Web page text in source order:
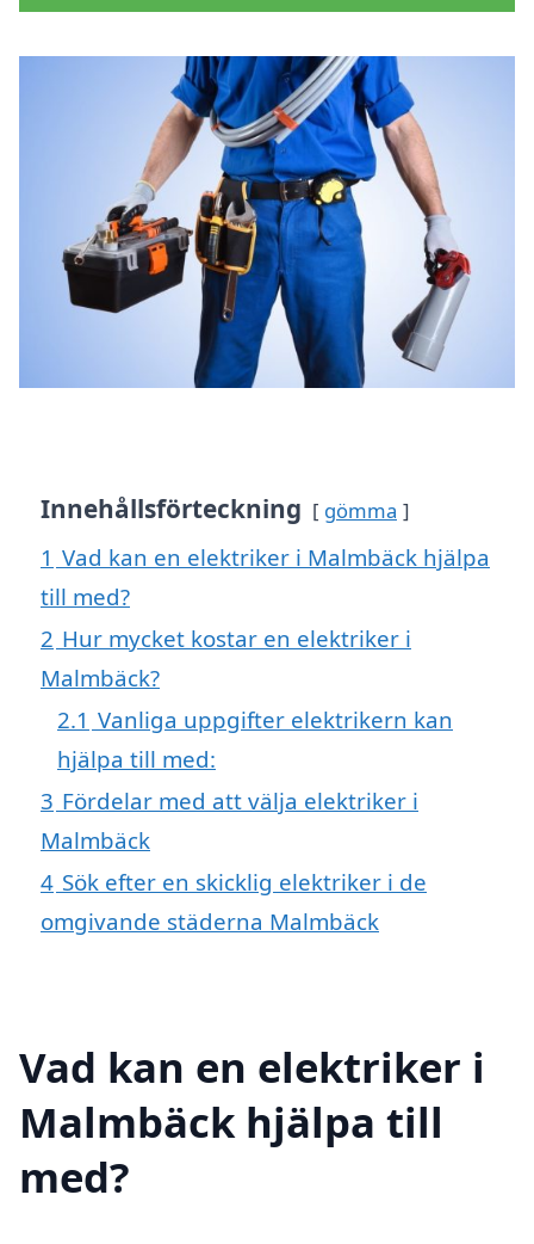
Innehållsförteckning gömma
1 Vad kan en elektriker i Malmbäck hjälpa
till med?
2 Hur mycket kostar en elektriker i
Malmbäck?
2.1 Vanliga uppgifter elektrikern kan
hjälpa till med:
3 Fördelar med att välja elektriker i
Malmbäck
4 Sök efter en skicklig elektriker i de
omgivande städerna Malmbäck
Vad kan en elektriker i
Malmbäck hjälpa till
med?